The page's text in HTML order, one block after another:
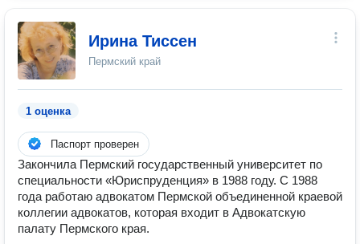
Ирина Тиссен
Пермский край
1 оценка
Паспорт проверен
Закончила Пермский государственный университет по
специальности «Юриспруденция» в 1988 году. С 1988
года работаю адвокатом Пермской объединенной краевой
коллегии адвокатов, которая входит в Адвокатскую
палату Пермского края.